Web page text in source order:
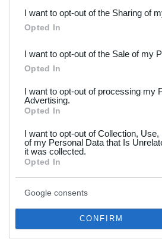
Downstream Participants
third parties.
Please note that this
not limited to your visit or
grant or deny consent to
your data for below
consent section.
I want to opt-out of the Sharing of
Opted In
I want to opt-out of the Sale of my
Opted In
I want to opt-out of processing my
Advertising.
Opted In
I want to opt-out of Collection,
of my Personal Data that Is
it was collected.
Opted In
Google consents
CONFIRM